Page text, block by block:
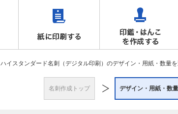
ハイスタンダード名刺（デジタル印刷）のデザイン・用紙・数量
名刺作成トップ デザイン・用紙・数